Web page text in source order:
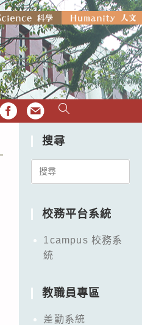
FB EMAIL
搜尋
Search
校務平台系統
1campus 校務系
統
教職員專區
差勤系統